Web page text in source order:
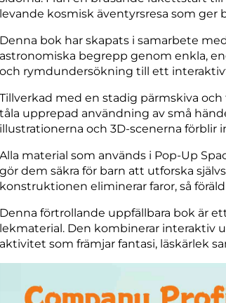
levande kosmisk äventyrsresa som
Denna bok har skapats i samarbete
astronomiska begrepp genom enkla,
och rymdundersökning till ett
Tillverkad med en stadig pärmskiva
tåla upprepad användning av små
illustrationerna och 3D-scenerna
Alla material som används i Pop-Up
gör dem säkra för barn att utforska
konstruktionen eliminerar faror, så
Denna förtrollande uppfällbara bok är
lekmaterial. Den kombinerar interaktiv
aktivitet som främjar fantasi, läskärlek